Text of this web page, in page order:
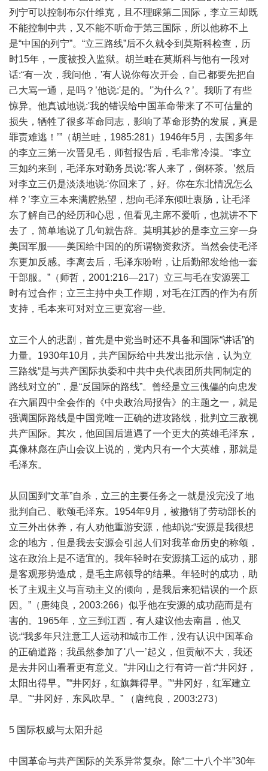
列宁可以控制布尔什维克，且不理睬第二国际，李立三却既
不能控制中共，又不能不听命于第三国际，所以他称不上
是“中国的列宁”。“立三路线”后不久就令到莫斯科检查，历
时15年，一度被投入监狱。胡兰畦在莫斯科与他有一段对
话:“有一次，我问他，'有人说你每次开会，自己都要先把自
己大骂一通，是吗？’他说:'是的。’'为什么？’。我听了有些
惊异。他真诚地说:'我的错误给中国革命带来了不可估量的
损失，牺牲了很多革命同志，影响了革命形势的发展，真是
罪责难逃！’”（胡兰畦，1985:281）1946年5月，去国多年
的李立三第一次晋见毛，师哲报告后，毛非常冷漠。“李立
三如约来到，毛泽东对勤务员说:'客人来了，倒杯茶。’然后
对李立三仍是淡淡地说:'你回来了，好。你在东北情况怎么
样？’李立三本来满腔热望，想向毛泽东倾吐衷肠，让毛泽
东了解自己的经历和心思，但看见主席不爱听，也就讲不下
去了，简单地说了几句就告辞。莫明其妙的是李立三穿一身
美国军服——美国给中国的的所谓物资救济。当然会使毛泽
东更加反感。李离去后，毛泽东吩咐，让后勤部发给他一套
干部服。”（师哲，2001:216—217）立三与毛在安源罢工
时有过合作；立三主持中央工作期，对毛在江西的作为有所
支持，毛本来可对对立三更宽容一些。
立三个人的悲剧，首先是中党当时还不具备和国际“讲话”的
力量。1930年10月，共产国际给中共发出批示信，认为立
三路线“是与共产国际执委和中共中央代表团所共同制定的
路线对立的”，是“反国际的路线”。曾经是立三傀儡的向忠发
在六届四中全会作的《中央政治局报告》的主题之一，就是
强调国际路线是中国党唯一正确的进攻路线，批判立三敌视
共产国际。其次，他回国后遭遇了一个更大的英雄毛泽东，
真像林彪在庐山会议上说的，党内只有一个大英雄，那就是
毛泽东。
从回国到“文革”自杀，立三的主要任务之一就是没完没了地
批判自己、歌颂毛泽东。1954年9月，被撤销了劳动部长的
立三外出休养，有人劝他重游安源，他却说:“安源是我很想
念的地方，但是我去安源会引起人们对我革命历史的称颂，
这在政治上是不适宜的。我年轻时在安源搞工运的成功，那
是客观形势造成，是毛主席领导的结果。年轻时的成功，助
长了主观主义与盲动主义的倾向，是我后来犯错误的一个原
因。”（唐纯良，2003:266）似乎他在安源的成功葩而是有
害的。1965年，立三到江西，有人建议他去南昌，他又
说:“我多年只注意工人运动和城市工作，没有认识中国革命
的正确道路；我虽然参加了'八一’起义，但贡献不大，我还
是去井冈山看看更有意义。”井冈山之行有诗一首:“井冈好，
太阳出得早。”“井冈好，红旗舞得早。”“井冈好，红军建立
早。”“井冈好，东风吹早。” （唐纯良，2003:273）
5 国际权威与太阳升起
中国革命与共产国际的关系异常复杂。除“二十八个半”30年